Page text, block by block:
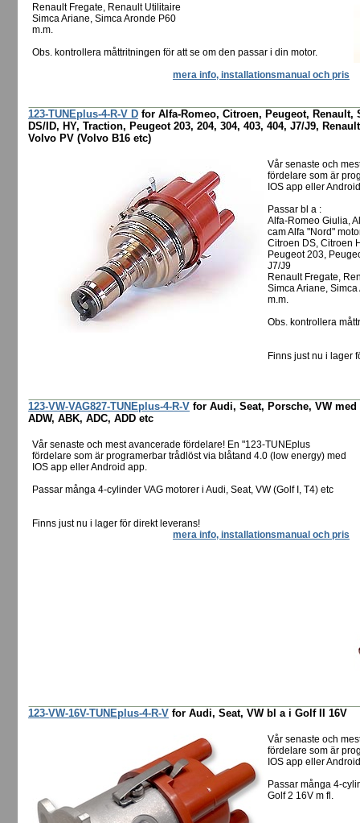
Renault Fregate, Renault Utilitaire
Simca Ariane, Simca Aronde P60
m.m.
Obs. kontrollera måttritningen för att se om den passar i din motor.
mera info, installationsmanual och pris
123-TUNEplus-4-R-V D for Alfa-Romeo, Citroen, Peugeot,
DS/ID, HY, Traction, Peugeot 203, 204, 304, 403, 404, J7/J9,
Volvo PV (Volvo B16 etc)
Vår senaste och
fördelare som är
IOS app eller
Passar bl a :
Alfa-Romeo Giulia,
cam Alfa "Nord"
Citroen DS, Citroen
Peugeot 203,
J7/J9
Renault Fregate,
Simca Ariane,
m.m.
Obs. kontrollera
Finns just nu i lager
123-VW-VAG827-TUNEplus-4-R-V for Audi, Seat, Porsche, VW
ADW, ABK, ADC, ADD etc
Vår senaste och mest avancerade fördelare! En "123-TUNEplus
fördelare som är programerbar trådlöst via blåtand 4.0 (low energy) med
IOS app eller Android app.
Passar många 4-cylinder VAG motorer i Audi, Seat, VW (Golf I, T4) etc
Finns just nu i lager för direkt leverans!
mera info, installationsmanual och pris
123-VW-16V-TUNEplus-4-R-V for Audi, Seat, VW bl a i Golf II 16V
Vår senaste och
fördelare som är
IOS app eller
Passar många 4-
Golf 2 16V m fl.